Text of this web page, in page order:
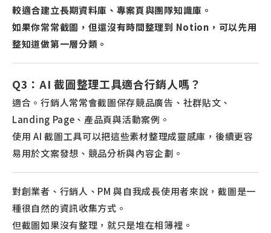
較適合建立長期資料庫、專案頁與團隊知識庫。
如果你常常截圖，但還沒有時間整理到 Notion，可以先用
整知道做第一層分類。
Q3：AI 截圖整理工具適合行銷人嗎？
適合。行銷人常常會截圖保存競品廣告、社群貼文、
Landing Page、產品頁與活動案例。
使用 AI 截圖工具可以把這些素材整理成靈感庫，後續更容
易用於文案發想、競品分析與內容企劃。
對創業者、行銷人、PM 與自我成長使用者來說，截圖是一
種很自然的資訊收集方式。
但截圖如果沒有整理，就只是堆在相簿裡。